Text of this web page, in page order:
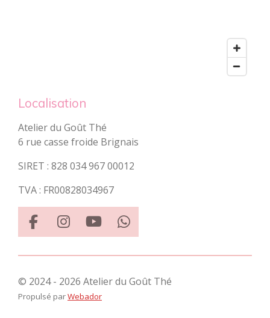
Localisation
Atelier du Goût Thé
6 rue casse froide Brignais
SIRET : 828 034 967 00012
TVA : FR00828034967
F
a
c
b
o
I
n
s
a
g
Y
o
u
u
b
W
h
a
s
© 2024 - 2026 Atelier du Goût Thé
Propulsé parWebador